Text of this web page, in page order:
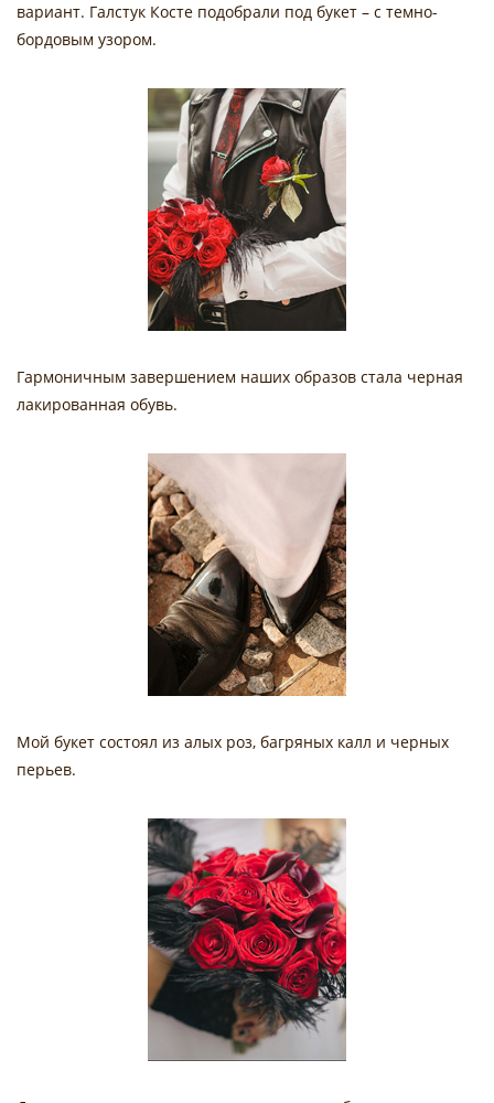
вариант. Галстук Косте подобрали под букет – с темно-
бордовым узором.
Гармоничным завершением наших образов стала черная
лакированная обувь.
Мой букет состоял из алых роз, багряных калл и черных
перьев.